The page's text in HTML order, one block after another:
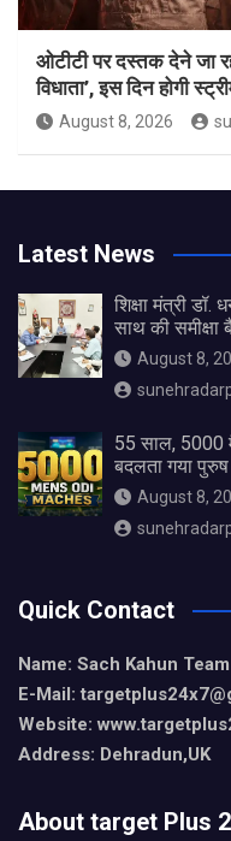
ओटीटी पर दस्तक देने जा
विधाता’, इस दिन होगी
August 8, 2026
Latest News
शिक्षा मंत्री डॉ.
साथ की समीक्षा
August 8,
55 साल, 5000
बदलता गया
August 8,
Quick Contact
Name: Sach Kahun Team
E-Mail:
Website:
Address: Dehradun,UK
About target Plus